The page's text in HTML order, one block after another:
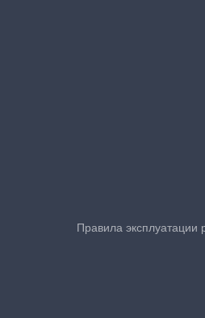
Правила эксплуатации